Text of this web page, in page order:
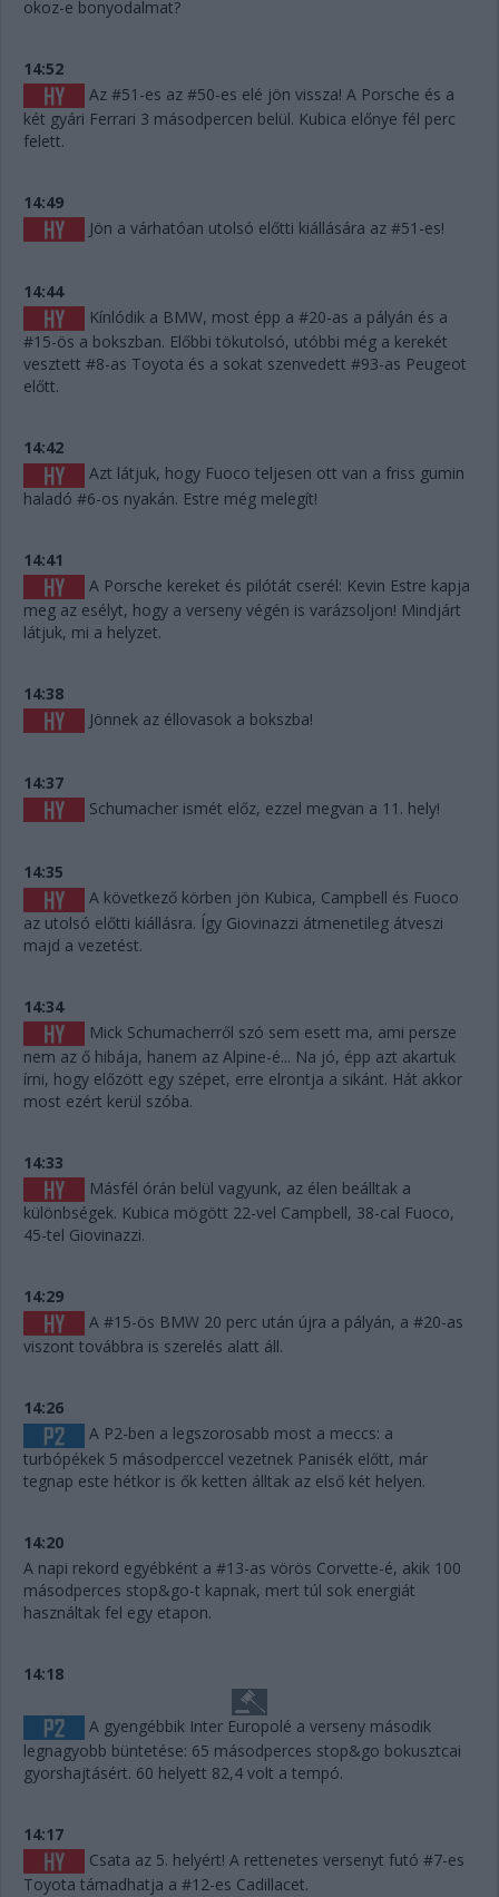
okoz-e bonyodalmat?
14:52
Az #51-es az #50-es elé jön vissza! A Porsche és a
két gyári Ferrari 3 másodpercen belül. Kubica előnye fél perc
felett.
14:49
Jön a várhatóan utolsó előtti kiállására az #51-es!
14:44
Kínlódik a BMW, most épp a #20-as a pályán és a
#15-ös a bokszban. Előbbi tökutolsó, utóbbi még a kerekét
vesztett #8-as Toyota és a sokat szenvedett #93-as Peugeot
előtt.
14:42
Azt látjuk, hogy Fuoco teljesen ott van a friss gumin
haladó #6-os nyakán. Estre még melegít!
14:41
A Porsche kereket és pilótát cserél: Kevin Estre kapja
meg az esélyt, hogy a verseny végén is varázsoljon! Mindjárt
látjuk, mi a helyzet.
14:38
Jönnek az éllovasok a bokszba!
14:37
Schumacher ismét előz, ezzel megvan a 11. hely!
14:35
A következő körben jön Kubica, Campbell és Fuoco
az utolsó előtti kiállásra. Így Giovinazzi átmenetileg átveszi
majd a vezetést.
14:34
Mick Schumacherről szó sem esett ma, ami persze
nem az ő hibája, hanem az Alpine-é... Na jó, épp azt akartuk
írni, hogy előzött egy szépet, erre elrontja a sikánt. Hát akkor
most ezért kerül szóba.
14:33
Másfél órán belül vagyunk, az élen beálltak a
különbségek. Kubica mögött 22-vel Campbell, 38-cal Fuoco,
45-tel Giovinazzi.
14:29
A #15-ös BMW 20 perc után újra a pályán, a #20-as
viszont továbbra is szerelés alatt áll.
14:26
A P2-ben a legszorosabb most a meccs: a
turbópékek 5 másodperccel vezetnek Panisék előtt, már
tegnap este hétkor is ők ketten álltak az első két helyen.
14:20
A napi rekord egyébként a #13-as vörös Corvette-é, akik 100
másodperces stop&go-t kapnak, mert túl sok energiát
használtak fel egy etapon.
14:18
A gyengébbik Inter Europolé a verseny második
legnagyobb büntetése: 65 másodperces stop&go bokusztcai
gyorshajtásért. 60 helyett 82,4 volt a tempó.
14:17
Csata az 5. helyért! A rettenetes versenyt futó #7-es
Toyota támadhatja a #12-es Cadillacet.